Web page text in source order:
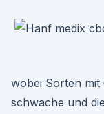
wobei Sorten mit
schwache und